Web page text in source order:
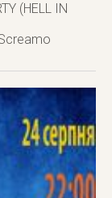
(HELL IN